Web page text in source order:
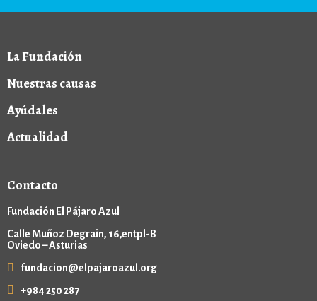
La Fundación
Nuestras causas
Ayúdales
Actualidad
Contacto
Fundación El Pájaro Azul
Calle Muñoz Degrain, 16,entpl-B
Oviedo – Asturias
fundacion@elpajaroazul.org
+984 250 287